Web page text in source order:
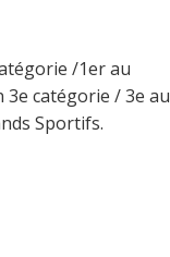
/1er au
catégorie / 3e au
Sportifs.